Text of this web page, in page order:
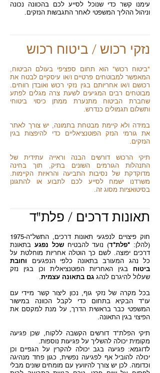
עימנו קשר כדי שנוכל לסייע לכם בהכוונה נכונה
וניהול ההליך המשפטי לאחר התגבשות הנזקים.
נזקי רכוש / ביטוח רכוש
"ביטוח רכוש" הוא תחום ספציפי בעולם הביטוח,
המאפשר למבוטחים פרטיים ו/או עיסקיים לבטח את
רכושם ו/או אחריותם בגין נזקי רכוש ואובדן רווחים.
מבוטחים רבים המגיעים לשעת צרה מגלים לפתע
שחברת הביטוח מתנערת ממתן כיסוי ביטוחי
ותשלום תגמולים כנדרש.
במידה ולא קיימת מבטחת בתמונה, יש צורך לאתר
את גורמי הנזק הפוטנציאליים כדי להיפצות בגין
הנזקים.
תיקי הרכוש דורשים הבנה וראייה עתידית של
התנהלות הגורמים השונים בתיק, תוך בחינה
מדוקדקת של נסיבות התביעה והראיות הקיימות.
משרדנו ישמח לסייע לכם לתבוע או להתגונן
בסיטואציות מסוג זה.
תאונות דרכים / פלת"ד
חוק פיצויים לנפגעי תאונות דרכים, התשל"ה-1975
(להלן: "פלת"ד) נועד להבטיחשכל נפגע בתאונת
דרכים יפוצה. לשם כך הוטלה אחריות מוחלטת על
כל נהג המעורב בתאונה כלפי הנפגעים וחובת
ביטוח בגין האחריות הפוטנציאלית וכן בגין נזק
שעלול להיגרם לנהג גם בתאונה עצמית.
בכל מקרה של נזקי גוף, נכון ליצור קשר מיידי עם
עו"ד הבקיא בתחום כדי לקבל הכוונה במישור
המשפטי כבר בראשית הדרך, על מנת למקסם את
הפיצוי בגין התאונה.
תיקי הפלת"ד דורשים הקשבה ללקוח, שכן פגיעה
מקומית יכולה להשליך על פגיעות נוספות.
לדוגמא: פגיעה בגב יכולה להקרין על הגפיים וכן
יכולה להוביל אף לפגיעה נפשית, כגון פחד מנהיגה
וכדומה. לכן יש צורך להיוועץ עם מומחים שונים מבלי